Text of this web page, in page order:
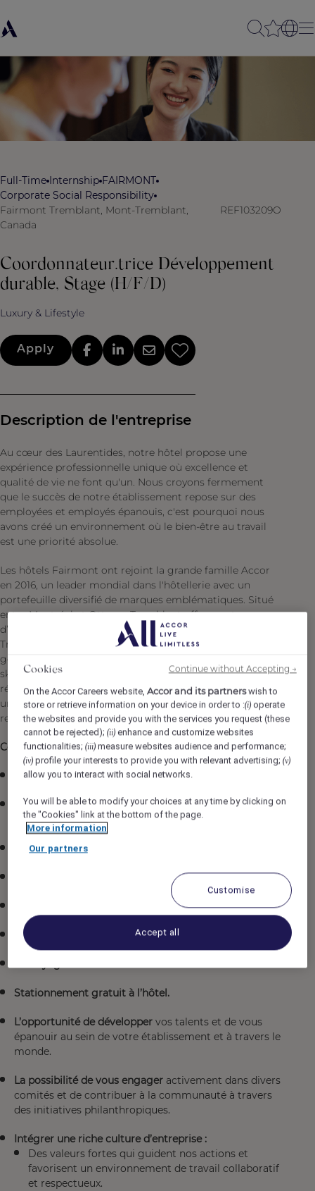
Full-Time Internship FAIRMONT
Corporate Social Responsibility
Fairmont Tremblant, Mont-Tremblant,
Canada
REF103209O
Coordonnateur.trice Développement
durable, Stage (H/F/D)
Luxury & Lifestyle
Apply
Description de l'entreprise
Au cœur des Laurentides, notre hôtel propose une
expérience professionnelle unique où excellence et
qualité de vie ne font qu'un. Nous croyons fermement
que le succès de notre établissement repose sur des
employées et employés épanouis, c'est pourquoi nous
avons créé un environnement où le bien-être au travail
est une priorité absolue.
Les hôtels Fairmont ont rejoint la grande famille Accor
en 2016, un leader mondial dans l'hôtellerie avec un
portefeuille diversifié de marques emblématiques. Situé
entre Montréal et Ottawa, Tremblant offre une tonne
d’activités pour tous les goûts. Vivez le mode de vie
Tremblant tout en développant votre carrière avec des
gens dynamiques et engagés. Les mordus de plein air, de
ski, de planche et de vélo seront comblés dans cette
région excitante et en plein essor. Vous travaillerez dans
une équipe stimulante dans laquelle les journées ne se
ressemblent pas. Êtes-vous prêt à relever le défi?
Ce que l'établissement vous offre :
Perdiem : 1000$/mois
Avantages et taux réduits pour voyagerdans les
hôtels Accor mondialement (plus de 5700 hôtels)!
Hébergement fournit pendant le stage
pendant vos quarts de travail.
Accès gratuit au centre sportif
Stationnement gratuit à l’hôtel.
L’opportunité de développer vos talents et de vous
épanouir au sein de votre établissement et à travers le
monde.
La possibilité de vous engager activement dans divers
comités et de contribuer à la communauté à travers
des initiatives philanthropiques.
Intégrer une riche culture d’entreprise :
Des valeurs fortes qui guident nos actions et
favorisent un environnement de travail collaboratif
et respectueux.
Cookies
On the Accor Careers website,Accor and its partnerswish to
store or retrieve information on your device in order to :(i) operate
the websites and provide you with the services you request (these
cannot be rejected);(ii) enhance and customize websites
functionalities;(iii) measure websites audience and performance;
(iv) profile your interests to provide you with relevant advertising;(v)
allow you to interact with social networks.
You will be able to modify your choices at any time by clicking on
the "Cookies" link at the bottom of the page.
More information
Our partners
Customise
Accept all
Continue without Accepting →